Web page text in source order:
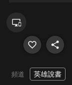
頻道 英雄說書